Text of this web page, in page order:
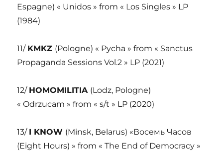
Espagne) « Unidos » from « Los Singles » LP
(1984)
11/ KMKZ (Pologne) « Pycha » from « Sanctus
Propaganda Sessions Vol.2 » LP (2021)
12/ HOMOMILITIA (Lodz, Pologne)
« Odrzucam » from « s/t » LP (2020)
13/ I KNOW (Minsk, Belarus) «Восемь Часов
(Eight Hours) » from « The End of Democracy »